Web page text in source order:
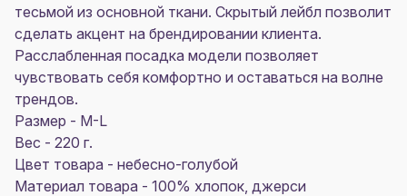
тесьмой из основной ткани. Скрытый лейбл позволит
сделать акцент на брендировании клиента.
Расслабленная посадка модели позволяет
чувствовать себя комфортно и оставаться на волне
трендов.
Размер - M-L
Вес - 220 г.
Цвет товара - небесно-голубой
Материал товара - 100% хлопок, джерси